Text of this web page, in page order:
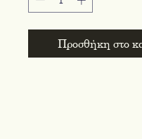
Προσθήκη στο